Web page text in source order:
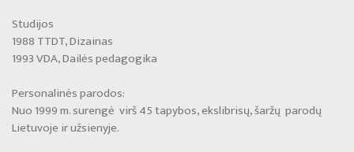
Parodos 2025
Parodos 2024
Paveikslų restauravimas
Studijos
1988 TTDT, Dizainas
1993 VDA, Dailės pedagogika
Personalinės parodos:
Nuo 1999 m. surengė virš 45 tapybos, ekslibrisų, šaržų parodų
Lietuvoje ir užsienyje.